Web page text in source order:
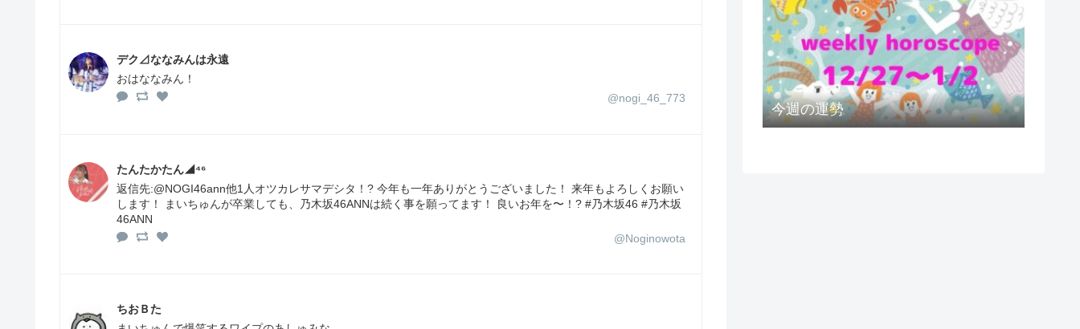
デク⊿ななみんは永遠
おはななみん！
@nogi_46_773
たんたかたん◢⁴⁶
返信先:@NOGI46ann他1人オツカレサマデシタ！? 今年も一年ありがとうございました！ 来年もよろしくお願い
します！ まいちゅんが卒業しても、乃木坂46ANNは続く事を願ってます！ 良いお年を〜！? #乃木坂46 #乃木坂
46ANN
@Noginowota
ちおＢた
今週の運勢